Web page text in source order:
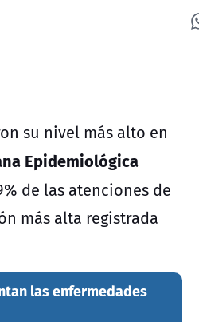
su nivel más alto en
Epidemiológica
de las atenciones de
más alta registrada
las enfermedades